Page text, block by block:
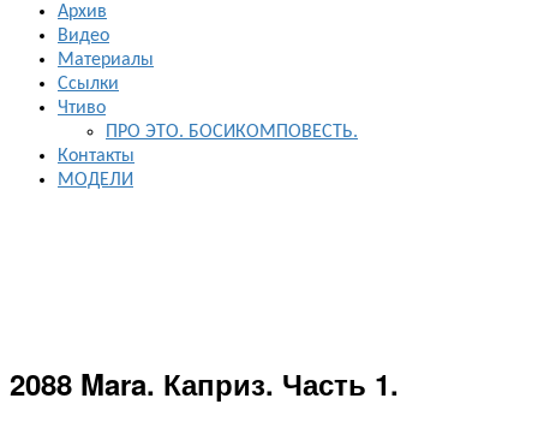
Архив
Видео
Материалы
Ссылки
Чтиво
ПРО ЭТО. БОСИКОМПОВЕСТЬ.
Контакты
МОДЕЛИ
2088 Mara. Каприз. Часть 1.